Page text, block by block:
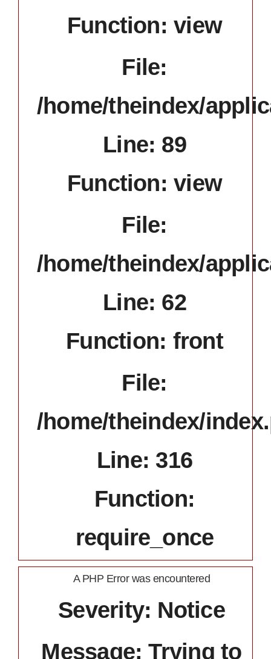
Function: view
File:
/home/theindex/
Line: 89
Function: view
File:
/home/theindex/
Line: 62
Function: front
File:
/home/theindex/
Line: 316
Function:
require_once
A PHP Error was encountered
Severity: Notice
Message: Trying to